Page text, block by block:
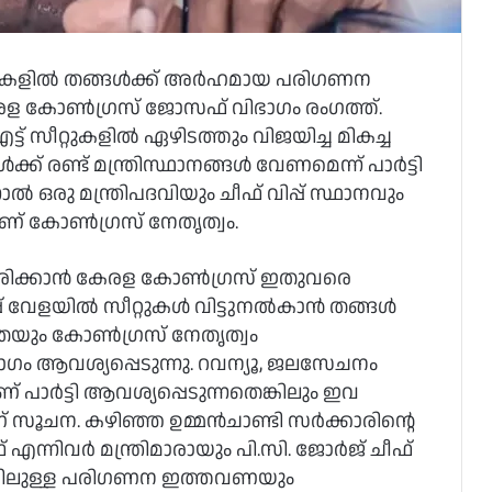
തങ്ങൾക്ക് അർഹമായ പരിഗണന
കോൺഗ്രസ് ജോസഫ് വിഭാഗം രംഗത്ത്.
സീറ്റുകളിൽ ഏഴിടത്തും വിജയിച്ച മികച്ച
രണ്ട് മന്ത്രിസ്ഥാനങ്ങൾ വേണമെന്ന് പാർട്ടി
ഒരു മന്ത്രിപദവിയും ചീഫ് വിപ്പ് സ്ഥാനവും
കോൺഗ്രസ് നേതൃത്വം.
കേരള കോൺഗ്രസ് ഇതുവരെ
വേളയിൽ സീറ്റുകൾ വിട്ടുനൽകാൻ തങ്ങൾ
കോൺഗ്രസ് നേതൃത്വം
ആവശ്യപ്പെടുന്നു. റവന്യൂ, ജലസേചനം
ആവശ്യപ്പെടുന്നതെങ്കിലും ഇവ
കഴിഞ്ഞ ഉമ്മൻചാണ്ടി സർക്കാരിന്റെ
മന്ത്രിമാരായും പി.സി. ജോർജ് ചീഫ്
പരിഗണന ഇത്തവണയും